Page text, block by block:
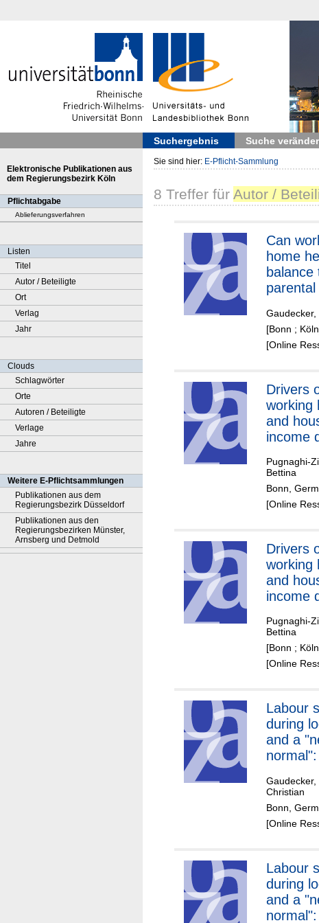
Suchergebnis Suche
Elektronische Publikationen aus
dem Regierungsbezirk Köln
Pflichtabgabe
Ablieferungsverfahren
Listen
Titel
Autor / Beteiligte
Ort
Verlag
Jahr
Clouds
Schlagwörter
Orte
Autoren / Beteiligte
Verlage
Jahre
Weitere E-Pflichtsammlungen
Publikationen aus dem
Regierungsbezirk Düsseldorf
Publikationen aus den
Regierungsbezirken Münster,
Arnsberg und Detmold
Sie sind hier: E-Pflicht-Sammlung
8 Treffer für Autor /
Can
home
balance
[Bonn ;
[Online
Drivers
working
and
income
19
case of
Pugnaghi-
Bettina
Bonn,
[Online
Drivers
working
and
income
19
case of
Pugnaghi-
Bettina
[Bonn ;
[Online
Labour
during
and a
Christian
Bonn,
[Online
Labour
during
and a